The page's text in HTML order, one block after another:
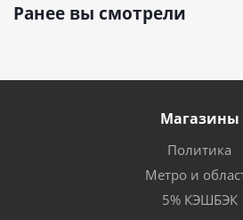
Ранее вы смотрели
Магазины
Политика
Метро и
5% КЭШБЭК